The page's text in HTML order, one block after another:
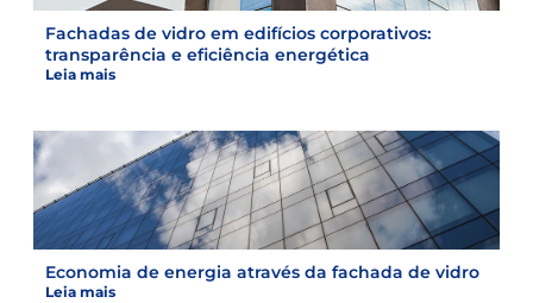
Fachadas de vidro em edifícios corporativos:
transparência e eficiência energética
Leia mais
Economia de energia através da fachada de vidro
Leia mais